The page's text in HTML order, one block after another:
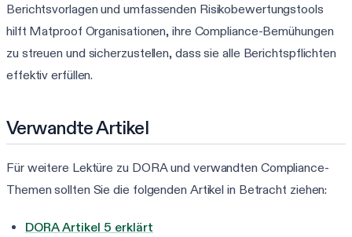
Berichtsvorlagen und umfassenden Risikobewertungstools
hilft Matproof Organisationen, ihre Compliance-Bemühungen
zu streuen und sicherzustellen, dass sie alle Berichtspflichten
effektiv erfüllen.
Verwandte Artikel
Für weitere Lektüre zu DORA und verwandten Compliance-
Themen sollten Sie die folgenden Artikel in Betracht ziehen:
DORA Artikel 5 erklärt